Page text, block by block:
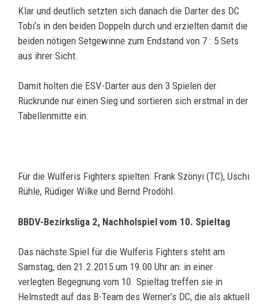
Klar und deutlich setzten sich danach die Darter des DC
Tobi’s in den beiden Doppeln durch und erzielten damit die
beiden nötigen Setgewinne zum Endstand von 7 : 5 Sets
aus ihrer Sicht.
Damit holten die ESV-Darter aus den 3 Spielen der
Rückrunde nur einen Sieg und sortieren sich erstmal in der
Tabellenmitte ein.
Für die Wulferis Fighters spielten: Frank Szönyi (TC), Uschi
Rühle, Rüdiger Wilke und Bernd Prodöhl.
BBDV-Bezirksliga 2, Nachholspiel vom 10. Spieltag
Das nächste Spiel für die Wulferis Fighters steht am
Samstag, den 21.2.2015 um 19.00 Uhr an: in einer
verlegten Begegnung vom 10. Spieltag treffen sie in
Helmstedt auf das B-Team des Werner’s DC, die als aktuell